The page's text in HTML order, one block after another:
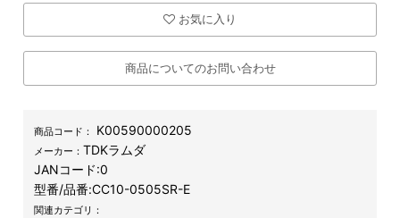
お気に入り
商品についてのお問い合わせ
商品コード： K00590000205
メーカー： TDKラムダ
JANコード:0
型番/品番:CC10-0505SR-E
関連カテゴリ：